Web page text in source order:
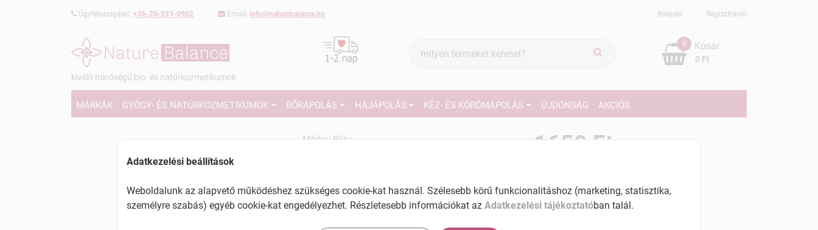
Ügyfélszolgálat: +36-20-593-0902 Email: info@naturebalance.hu Regisztráció
Belépés
kiváló minőségű bio- és natúrkozmetikumok
keresés
0
0 Ft
Kosár
MÁRKÁK GYÓGY- ÉS NATÚRKOZMETIKUMOK BŐRÁPOLÁS HAJÁPOLÁS KÉZ- ÉS KÖRÖMÁPOLÁS ÚJDONSÁG AKCIÓS
Márka: Bilka
Intenzíven tápláló kézkrém ápoló
kivonatokkal
1659 Ft
Készletinformáció:
Adatkezelési beállítások
Weboldalunk az alapvető működéshez szükséges cookie-kat használ. Szélesebb körű funkcionalitáshoz (marketing, statisztika,
személyre szabás) egyéb cookie-kat engedélyezhet. Részletesebb információkat az Adatkezelési tájékoztatóban talál.